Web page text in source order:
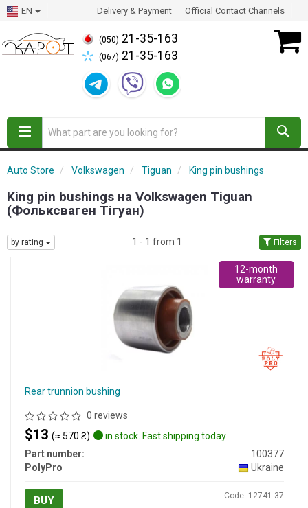
EN Delivery & Payment Official Contact Channels
(050) 21-35-163
(067) 21-35-163
Auto Store Volkswagen Tiguan King pin bushings
King pin bushings на Volkswagen Tiguan
(Фольксваген Тігуан)
by rating 1 - 1 from 1 Filters
Rear trunnion bushing
0 reviews
$13 (≈ 570 ₴)
in stock. Fast shipping today
Part number:
100377
PolyPro
Ukraine
BUY Code: 12741-37
12-month
warranty